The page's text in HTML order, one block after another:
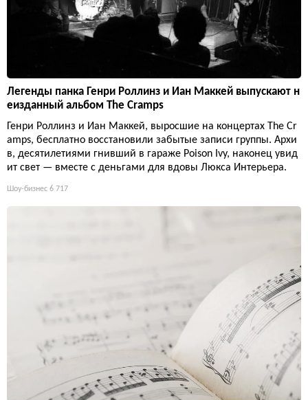
Легенды панка Генри Роллинз и Иан Маккей выпускают н
еизданный альбом The Cramps
Генри Роллинз и Иан Маккей, выросшие на концертах The Cr
amps, бесплатно восстановили забытые записи группы. Архи
в, десятилетиями гнивший в гараже Poison Ivy, наконец увид
ит свет — вместе с деньгами для вдовы Люкса Интерьера.
Шоу-бизнес 6 717